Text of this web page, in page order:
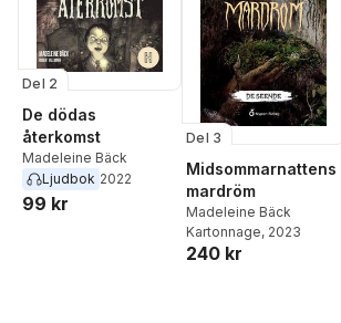
Del 2
De dödas
återkomst
Madeleine Bäck
Ljudbok 2022
99 kr
Del 3
Midsommarnattens
mardröm
Madeleine Bäck
Kartonnage, 2023
240 kr